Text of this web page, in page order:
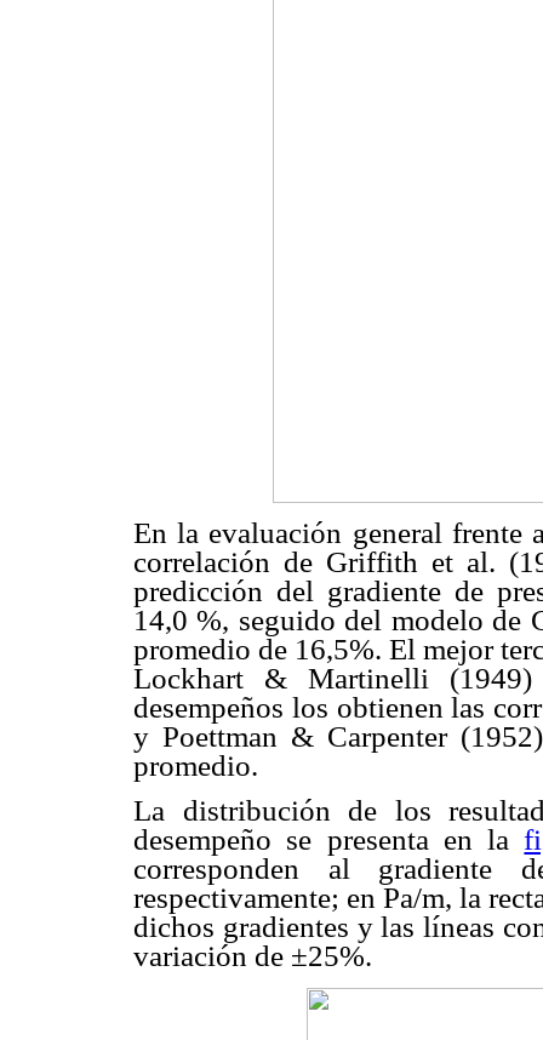
En la evaluación general frente
correlación de Griffith et al.
predicción del gradiente de
14,0 %, seguido del modelo de
promedio de 16,5%. El mejor
Lockhart & Martinelli
desempeños los obtienen las
y Poettman & Carpenter
promedio.
La distribución de los
desempeño se presenta en la
corresponden al gradiente
respectivamente; en Pa/m, la
dichos gradientes y las líneas
variación de ±25%.